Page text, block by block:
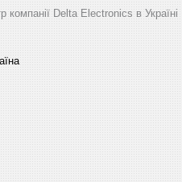
компанії Delta Electronics в Україні